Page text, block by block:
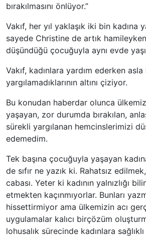
bırakılmasını önlüyor.”
Vakıf, her yıl yaklaşık iki bin kadına
sayede Christine de artık
düşündüğü çocuğuyla aynı evde
Vakıf, kadınlara yardım ederken
yargılamadıklarının altını çiziyor.
Bu konudan haberdar olunca
yaşayan, zor durumda bırakılan,
sürekli yargılanan hemcinslerimizi
edemedim.
Tek başına çocuğuyla yaşayan
de sıfır ne yazık ki. Rahatsız
cabası. Yeter ki kadının yalnızlığı
etmekten kaçınmıyorlar. Bunları
hissettirmiyor ama ülkemizin acı
uygulamalar kalıcı birçözüm
lohusalık sürecinde kadınlara